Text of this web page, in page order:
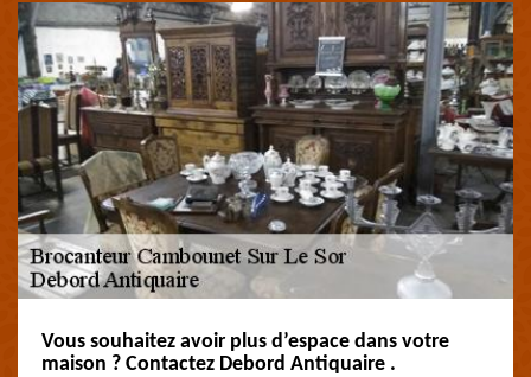
Vous souhaitez avoir plus d’espace dans votre
maison ? Contactez Debord Antiquaire .